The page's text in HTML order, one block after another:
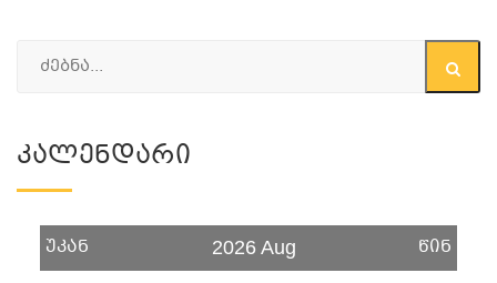
Კალენდარი
უკან 2026 Aug წინ